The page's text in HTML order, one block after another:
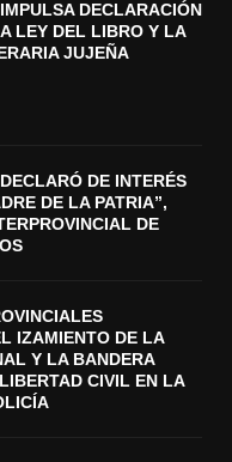
DECLARACIÓN
LEY DEL LIBRO Y LA
JUJEÑA
DE INTERÉS
DE LA PATRIA”,
DE
IZAMIENTO DE LA
Y LA BANDERA
CIVIL EN LA